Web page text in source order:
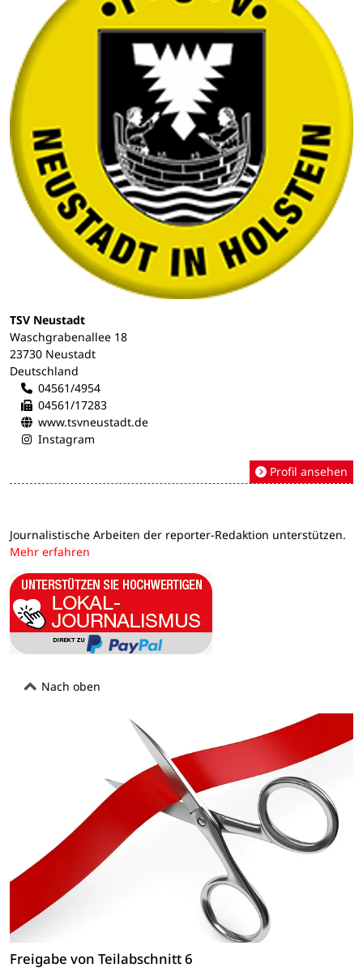
TSV Neustadt
Waschgrabenallee 18
23730 Neustadt
Deutschland
04561/4954
04561/17283
www.tsvneustadt.de
Instagram
Profil ansehen
Journalistische Arbeiten der reporter-Redaktion unterstützen.
Mehr erfahren
Nach oben
Freigabe von Teilabschnitt 6